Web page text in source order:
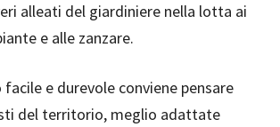
alleati del giardiniere nella lotta ai
e alle zanzare.
e durevole conviene pensare
del territorio, meglio adattate